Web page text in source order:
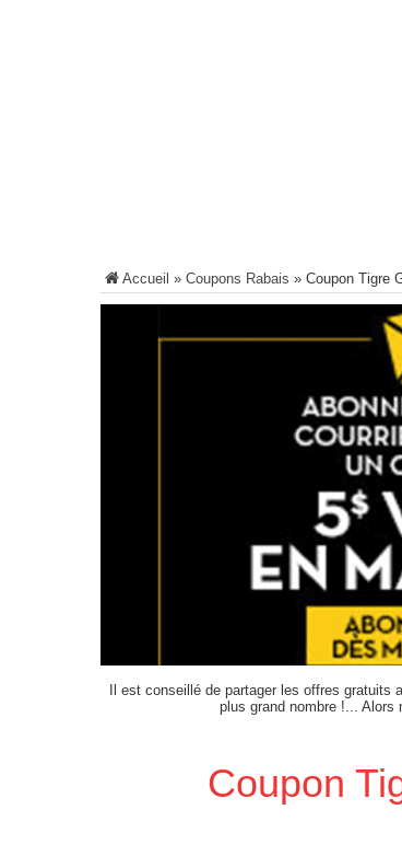
Accueil » Coupons Rabais » Coupon Tigre
Il est conseillé de partager les offres
plus grand nombre !... Alors
Coupon